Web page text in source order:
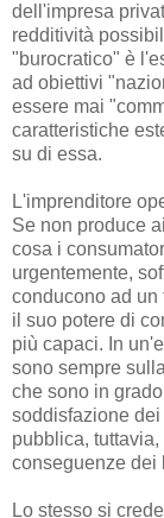
dell'impresa
redditività
"burocratico" è
ad obiettivi
essere mai
caratteristiche
su di essa.
L'imprenditore
Se non produce
cosa i
urgentemente,
conducono ad
il suo potere di
più capaci. In
sono sempre
che sono in
soddisfazione
pubblica,
conseguenze dei
Lo stesso si